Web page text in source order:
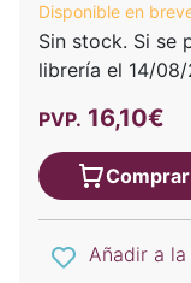
Disponible en
Sin stock. Si se
librería el 14/
PVP. 16,10€
Comprar
Añadir a